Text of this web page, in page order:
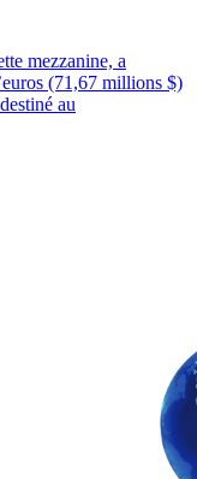
mezzanine, a
(71,67 millions $)
au